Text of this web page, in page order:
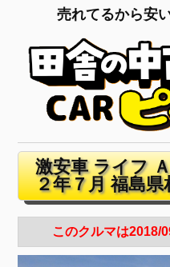
売れてるから安
激安車 ライフ
２年７月 福島県
このクルマは2018/